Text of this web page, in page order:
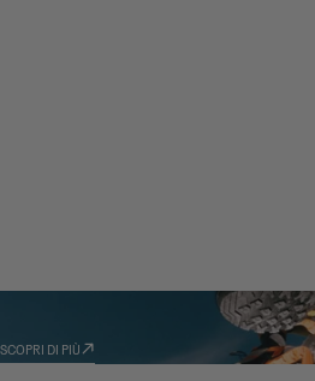
TECNOLOGIE
SCOPRI DI PIÙ